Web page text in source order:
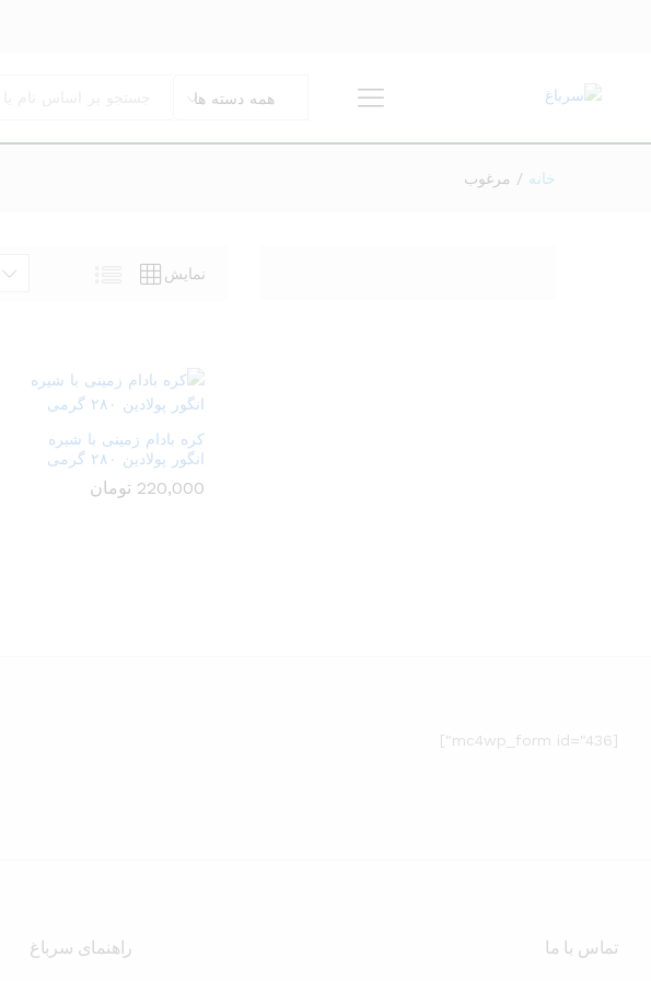
همه دسته ها
خانه / مرغوب
نمایش
کره بادام زمینی با شیره
انگور پولادین ۲۸۰ گرمی
220,000 تومان
[mc4wp_form id="436"]
تماس با ما راهنمای سرباغ